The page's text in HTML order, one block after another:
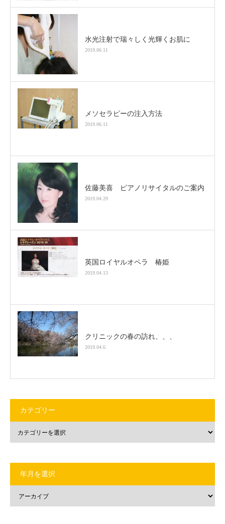
水光注射で瑞々しく光輝くお肌に
2019.06.11
メソセラピーの注入方法
2019.06.11
佐藤美喜 ピアノリサイタルのご案内
2019.04.29
英国ロイヤルオペラ 椿姫
2019.04.13
クリニックの春の訪れ、、、
2019.04.6
カテゴリー
年月を選択